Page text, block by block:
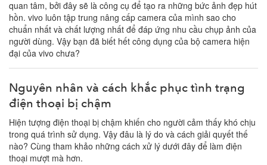
quan tâm, bởi đây sẽ là công cụ để tạo ra những bức ảnh đẹp hút
hồn. vivo luôn tập trung nâng cấp camera của mình sao cho
chuẩn nhất và chất lượng nhất để đáp ứng nhu cầu chụp ảnh của
người dùng. Vậy bạn đã biết hết công dụng của bộ camera hiện
đại của vivo chưa?
Nguyên nhân và cách khắc phục tình trạng
điện thoại bị chậm
Hiện tượng điện thoại bị chậm khiến cho người cảm thấy khó chịu
trong quá trình sử dụng. Vậy đâu là lý do và cách giải quyết thế
nào? Cùng tham khảo những cách xử lý dưới đây để làm điện
thoại mượt mà hơn.